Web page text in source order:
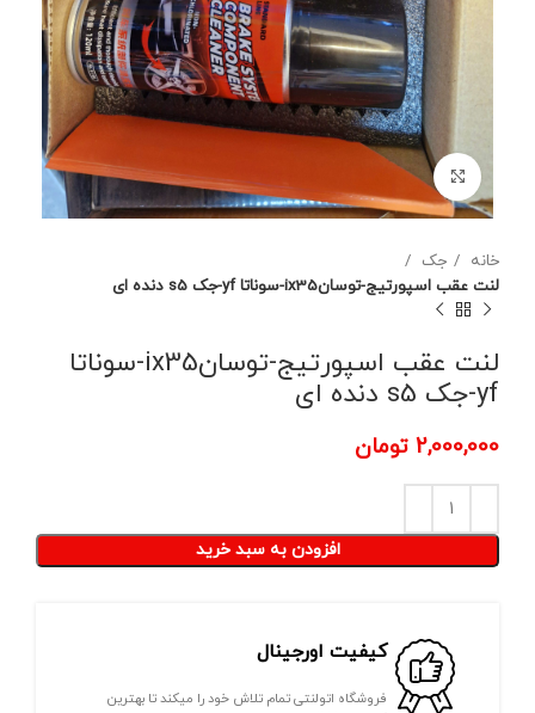
برای بزرگنمایی کلیک کنید
خانه
جک
لنت عقب اسپورتیج-توسانix35-سوناتا yf-جک s5 دنده ای
لنت عقب اسپورتیج-توسانix35-سوناتا
yf-جک s5 دنده ای
2,000,000 تومان
افزودن به سبد خرید
کیفیت اورجینال
فروشگاه اتولنتی تمام تلاش خود را میکند تا بهترین